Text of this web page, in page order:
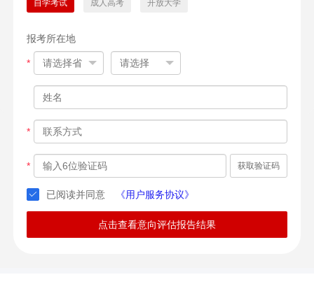
自学考试 成人高考 开放大学
报考所在地
*
*
* 获取验证码
已阅读并同意 《用户服务协议》
点击查看意向评估报告结果